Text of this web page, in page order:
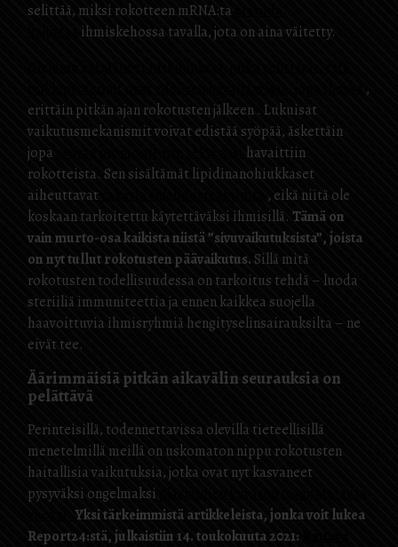
selittää, miksi rokotteen mRNA:ta
ihmiskehossa tavalla, jota on aina väitetty.
,
erittäin pitkän ajan rokotusten jälkeen . Lukuisat
vaikutusmekanismit voivat edistää syöpää, äskettäin
jopa
havaittiin
rokotteista. Sen sisältämät lipidinanohiukkaset
aiheuttavat
, eikä niitä ole
koskaan tarkoitettu käytettäväksi ihmisillä. Tämä on
vain murto-osa kaikista niistä ”sivuvaikutuksista”, joista
on nyt tullut rokotusten päävaikutus. Sillä mitä
rokotusten todellisuudessa on tarkoitus tehdä – luoda
steriiliä immuniteettia ja ennen kaikkea suojella
haavoittuvia ihmisryhmiä hengityselinsairauksilta – ne
eivät tee.
Äärimmäisiä pitkän aikavälin seurauksia on
pelättävä
Perinteisillä, todennettavissa olevilla tieteellisillä
menetelmillä meillä on uskomaton nippu rokotusten
haitallisia vaikutuksia, jotka ovat nyt kasvaneet
pysyväksi ongelmaksi
Yksi tärkeimmistä artikkeleista, jonka voit lukea
Report24:stä, julkaistiin 14. toukokuuta 2021: